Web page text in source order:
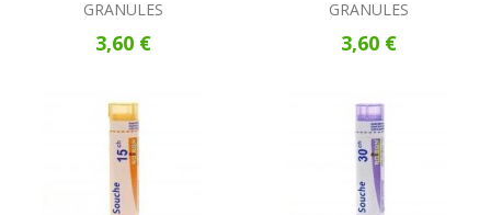
GRANULES
3,60 €
GRANULES
3,60 €